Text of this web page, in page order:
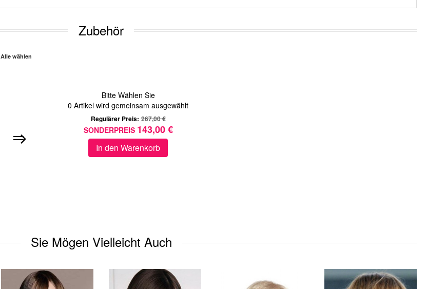
Zubehör
Alle wählen
Bitte Wählen Sie
0 Artikel wird gemeinsam ausgewählt
Regulärer Preis: 267,00 €
SONDERPREIS 143,00 €
In den Warenkorb
Sie Mögen Vielleicht Auch